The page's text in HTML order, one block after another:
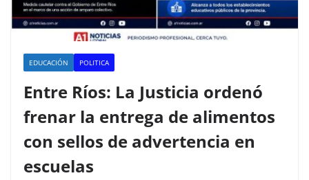
EDUCACIÓN POLITICA
Entre Ríos: La Justicia ordenó
frenar la entrega de alimentos
con sellos de advertencia en
escuelas